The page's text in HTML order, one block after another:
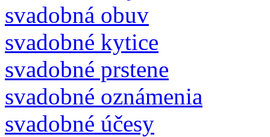
svadobná obuv
svadobné kytice
svadobné prstene
svadobné oznámenia
svadobné účesy